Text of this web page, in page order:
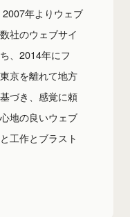
年よりウェブ
社のウェブサイ
、2014年にフ
京を離れて地方
づき、感覚に頼
地の良いウェブ
工作とブラスト